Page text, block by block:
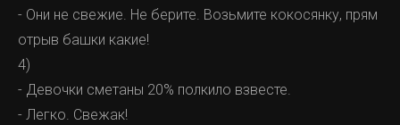
- Они не свежие. Не берите. Возьмите кокосянку, прям
отрыв башки какие!
4)
- Девочки сметаны 20% полкило взвесте.
- Легко. Свежак!